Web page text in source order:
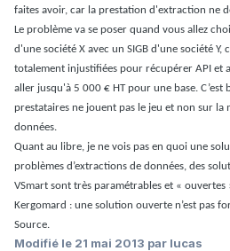
faites avoir, car la prestation d'extraction ne
Le problème va se poser quand vous allez
d'une société X avec un SIGB d'une société Y,
totalement injustifiées pour récupérer API et
aller jusqu'à 5 000 € HT pour une base. C’est
prestataires ne jouent pas le jeu et non sur la
données.
Quant au libre, je ne vois pas en quoi une
problèmes d’extractions de données, des
VSmart sont très paramétrables et « ouvertes
Kergomard : une solution ouverte n’est pas
Source.
Modifié le 21 mai 2013 par lucas